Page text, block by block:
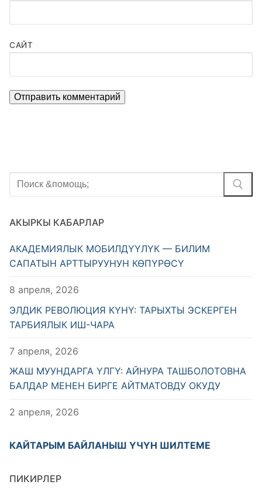
САЙТ
Найти:
АКЫРКЫ КАБАРЛАР
АКАДЕМИЯЛЫК МОБИЛДҮҮЛҮК — БИЛИМ
САПАТЫН АРТТЫРУУНУН КӨПҮРӨСҮ
8 апреля, 2026
ЭЛДИК РЕВОЛЮЦИЯ КҮНҮ: ТАРЫХТЫ ЭСКЕРГЕН
ТАРБИЯЛЫК ИШ-ЧАРА
7 апреля, 2026
ЖАШ МУУНДАРГА ҮЛГҮ: АЙНУРА ТАШБОЛОТОВНА
БАЛДАР МЕНЕН БИРГЕ АЙТМАТОВДУ ОКУДУ
2 апреля, 2026
КАЙТАРЫМ БАЙЛАНЫШ ҮЧҮН ШИЛТЕМЕ
ПИКИРЛЕР